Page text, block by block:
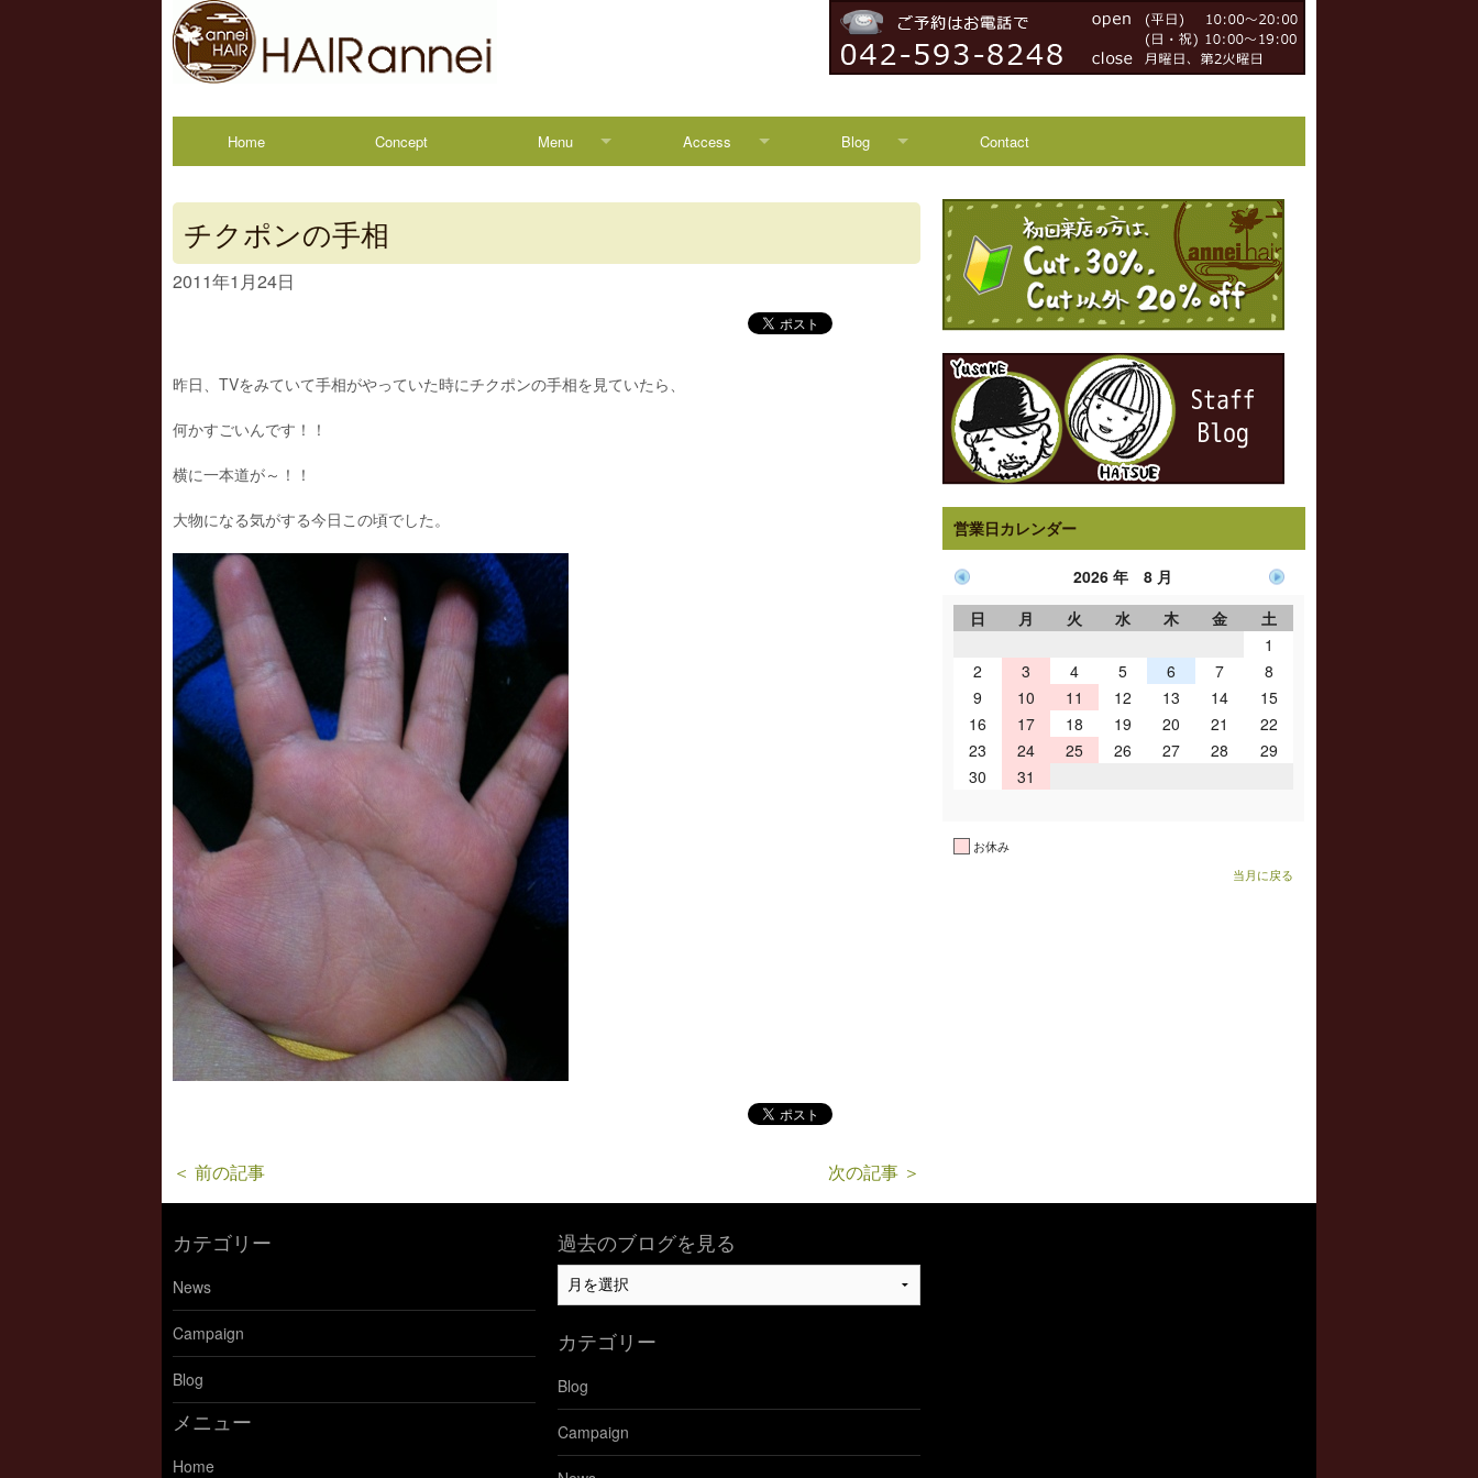
Home Concept Menu Access Blog Contact
チクポンの手相
2011年1月24日
昨日、TVをみていて手相がやっていた時にチクポンの手相を見ていたら、
何かすごいんです！！
横に一本道が～！！
大物になる気がする今日この頃でした。
＜ 前の記事 次の記事 ＞
営業日カレンダー
2026 年 8 月
日
月 火 水 木 金
土
1
2
3 4 5 6 7
8
9
10 11 12 13 14
15
16
17 18 19 20 21
22
23
24 25 26 27 28
29
30
31
お休み
当月に戻る
カテゴリー
News
Campaign
Blog
メニュー
Home
過去のブログを見る
過
去
ブ
グ
を
見
る
カテゴリー
Blog
Campaign